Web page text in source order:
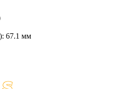
67.1 мм